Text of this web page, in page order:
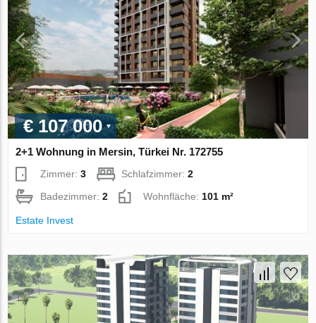
€ 107 000
2+1 Wohnung in Mersin, Türkei Nr. 172755
Zimmer:3 Schlafzimmer:2
Badezimmer:2 Wohnfläche:101 m²
Estate Invest